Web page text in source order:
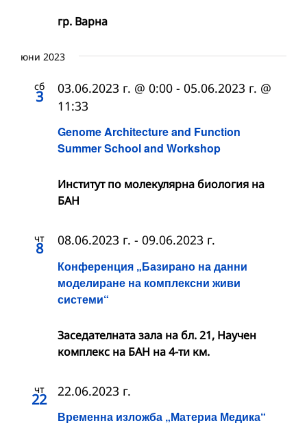
гр. Варна
юни 2023
сб
3
Genome Architecture and Function
Summer School and Workshop
03.06.2023 г. @ 0:00 - 05.06.2023 г. @
11:33
Институт по молекулярна биология на
БАН
чт
8
Конференция „Базирано на данни
моделиране на комплексни живи
системи“
08.06.2023 г. - 09.06.2023 г.
Заседателната зала на бл. 21, Научен
комплекс на БАН на 4-ти км.
чт
22
Временна изложба „Материа Медика“
22.06.2023 г.